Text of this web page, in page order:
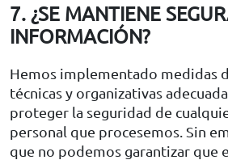
7. ¿SE MANTIENE
INFORMACIÓN?
Hemos implementado medidas
técnicas y organizativas
proteger la seguridad de
personal que procesemos. Sin
que no podemos garantizar